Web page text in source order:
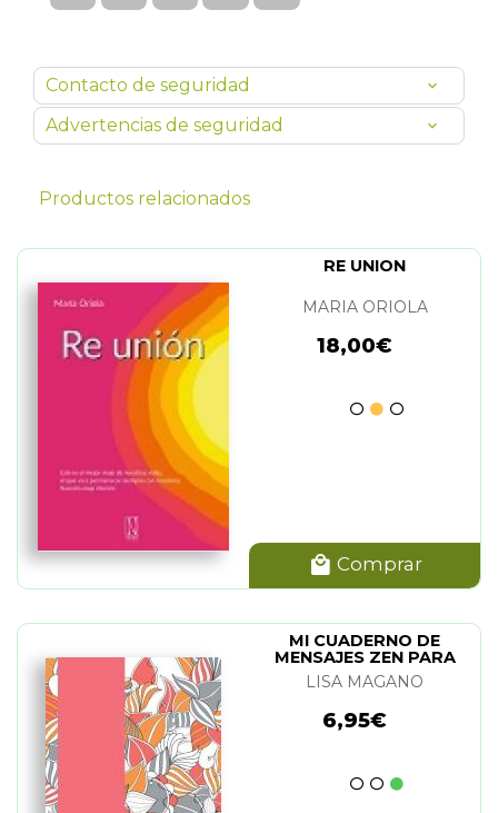
Contacto de seguridad
Advertencias de seguridad
Productos relacionados
RE UNION
MARIA ORIOLA
18,00€
Comprar
MI CUADERNO DE
MENSAJES ZEN PARA
COLOREAR
LISA MAGANO
6,95€